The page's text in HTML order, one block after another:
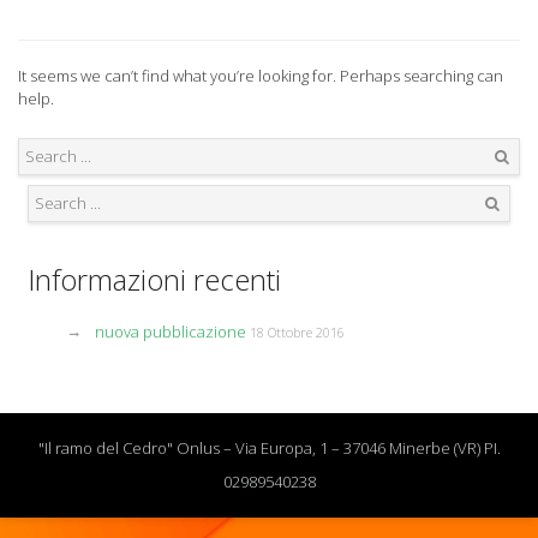
It seems we can’t find what you’re looking for. Perhaps searching can
help.
Informazioni recenti
nuova pubblicazione 18 Ottobre 2016
"Il ramo del Cedro" Onlus – Via Europa, 1 – 37046 Minerbe (VR) PI.
02989540238